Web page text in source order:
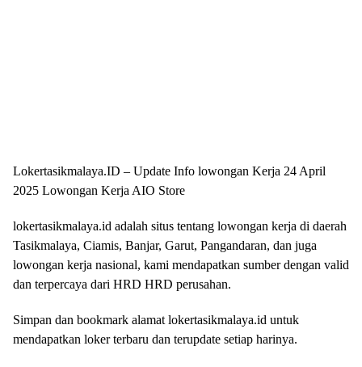
Lokertasikmalaya.ID – Update Info lowongan Kerja 24 April
2025 Lowongan Kerja AIO Store
lokertasikmalaya.id adalah situs tentang lowongan kerja di daerah
Tasikmalaya, Ciamis, Banjar, Garut, Pangandaran, dan juga
lowongan kerja nasional, kami mendapatkan sumber dengan valid
dan terpercaya dari HRD HRD perusahan.
Simpan dan bookmark alamat lokertasikmalaya.id untuk
mendapatkan loker terbaru dan terupdate setiap harinya.